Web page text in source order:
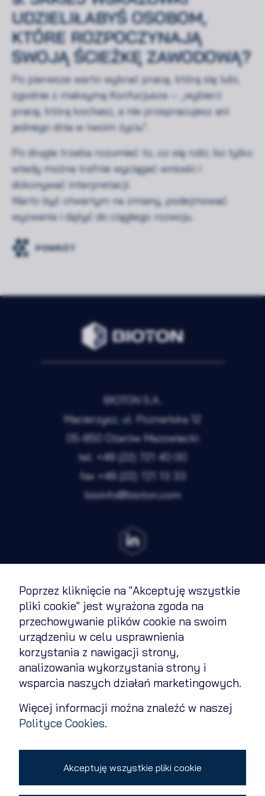
Poprzez kliknięcie na "Akceptuję wszystkie
pliki cookie" jest wyrażona zgoda na
przechowywanie plików cookie na swoim
urządzeniu w celu usprawnienia
korzystania z nawigacji strony,
analizowania wykorzystania strony i
wsparcia naszych działań marketingowych.
Więcej informacji można znaleźć w naszej
Polityce Cookies.
Akceptuję wszystkie pliki cookie
UDZIELIŁABYŚ OSOBOM,
KTÓRE ROZPOCZYNAJĄ
SWOJĄ ŚCIEŻKĘ ZAWODOWĄ?
Po pierwsze warto wybrać pracę, którą się lubi,
zgodnie z maksymą Konfucjusza – „wybierz
pracę, którą kochasz, a nie przepracujesz ani
jednego dnia w twoim życiu”.
Po drugie trzeba rozumieć to, co się robi, bo tylko
wtedy można trafnie wyciągać wnioski i
dokonywać interpretacji.
Warto być otwartym na zmiany, podejmować
wyzwania i dążyć do ciągłego rozwoju.
POWRÓT
BIOTON S.A.
Macierzysz, ul. Poznańska 12
05-850 Ożarów Mazowiecki
tel. +48 (22) 721 40 00
fax +48 (22) 721 13 33
bioinfo@bioton.com
Regulamin
Polityka cookies
Polityka prywatności
Kontakt
Zmień ustawienia cookies
Copyright 2026 © All rights reserved